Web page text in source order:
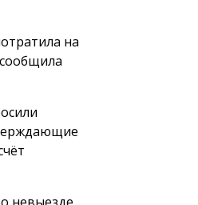
на
невыезде.